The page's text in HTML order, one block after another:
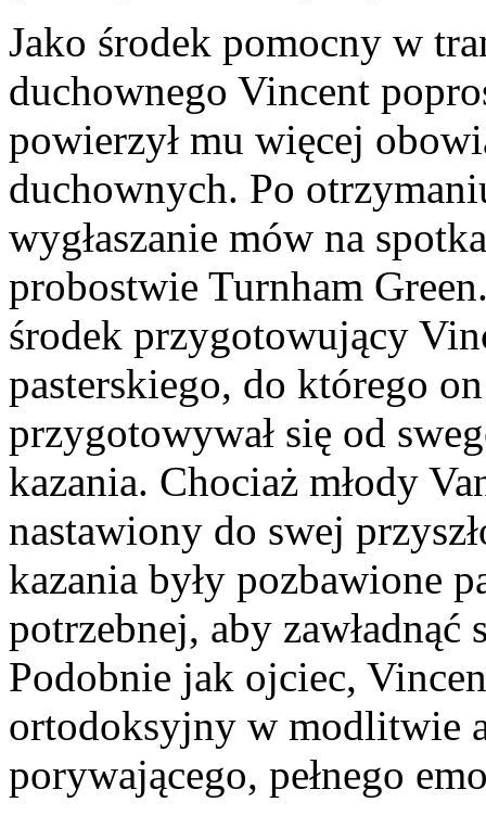
Jako środek pomocny w
duchownego Vincent
powierzył mu więcej
duchownych. Po
wygłaszanie mów na
probostwie Turnham
środek przygotowujący
pasterskiego, do którego
przygotowywał się od
kazania. Chociaż młody
nastawiony do swej
kazania były pozbawione
potrzebnej, aby
Podobnie jak ojciec,
ortodoksyjny w modlitwie
porywającego, pełnego